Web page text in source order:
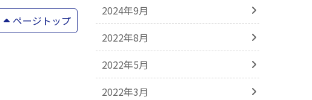
2024年9月
2022年8月
2022年5月
2022年3月
ページトップ